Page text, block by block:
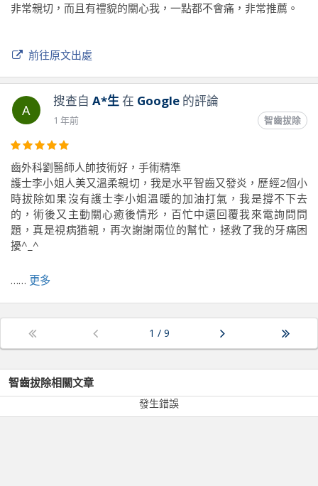
非常親切，而且有禮貌的關心我，一點都不會痛，非常推薦。
前往原文出處
A
搜查自 A*生在 Google的評論
1 年前 智齒拔除
齒外科劉醫師人帥技術好，手術精準
護士李小姐人美又溫柔親切，我是水平智齒又發炎，歷經2個小
時拔除如果沒有護士李小姐溫暖的加油打氣，我是撐不下去
的，術後又主動關心癒後情形，百忙中還回覆我來電詢問問
題，真是視病猶親，再次謝謝兩位的幫忙，拯救了我的牙痛困
擾^_^
…… 更多
1 / 9
智齒拔除相關文章
發生錯誤